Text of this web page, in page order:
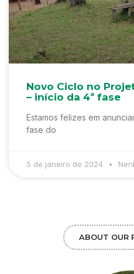
Novo Ciclo no
– início da 4ª fase
Estamos felizes em
fase do
5 de janeiro de 2024
ABOUT OUR